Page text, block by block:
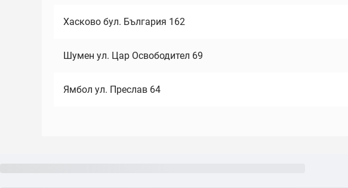
Хасково бул. България 162
Шумен ул. Цар Освободител 69
Ямбол ул. Преслав 64